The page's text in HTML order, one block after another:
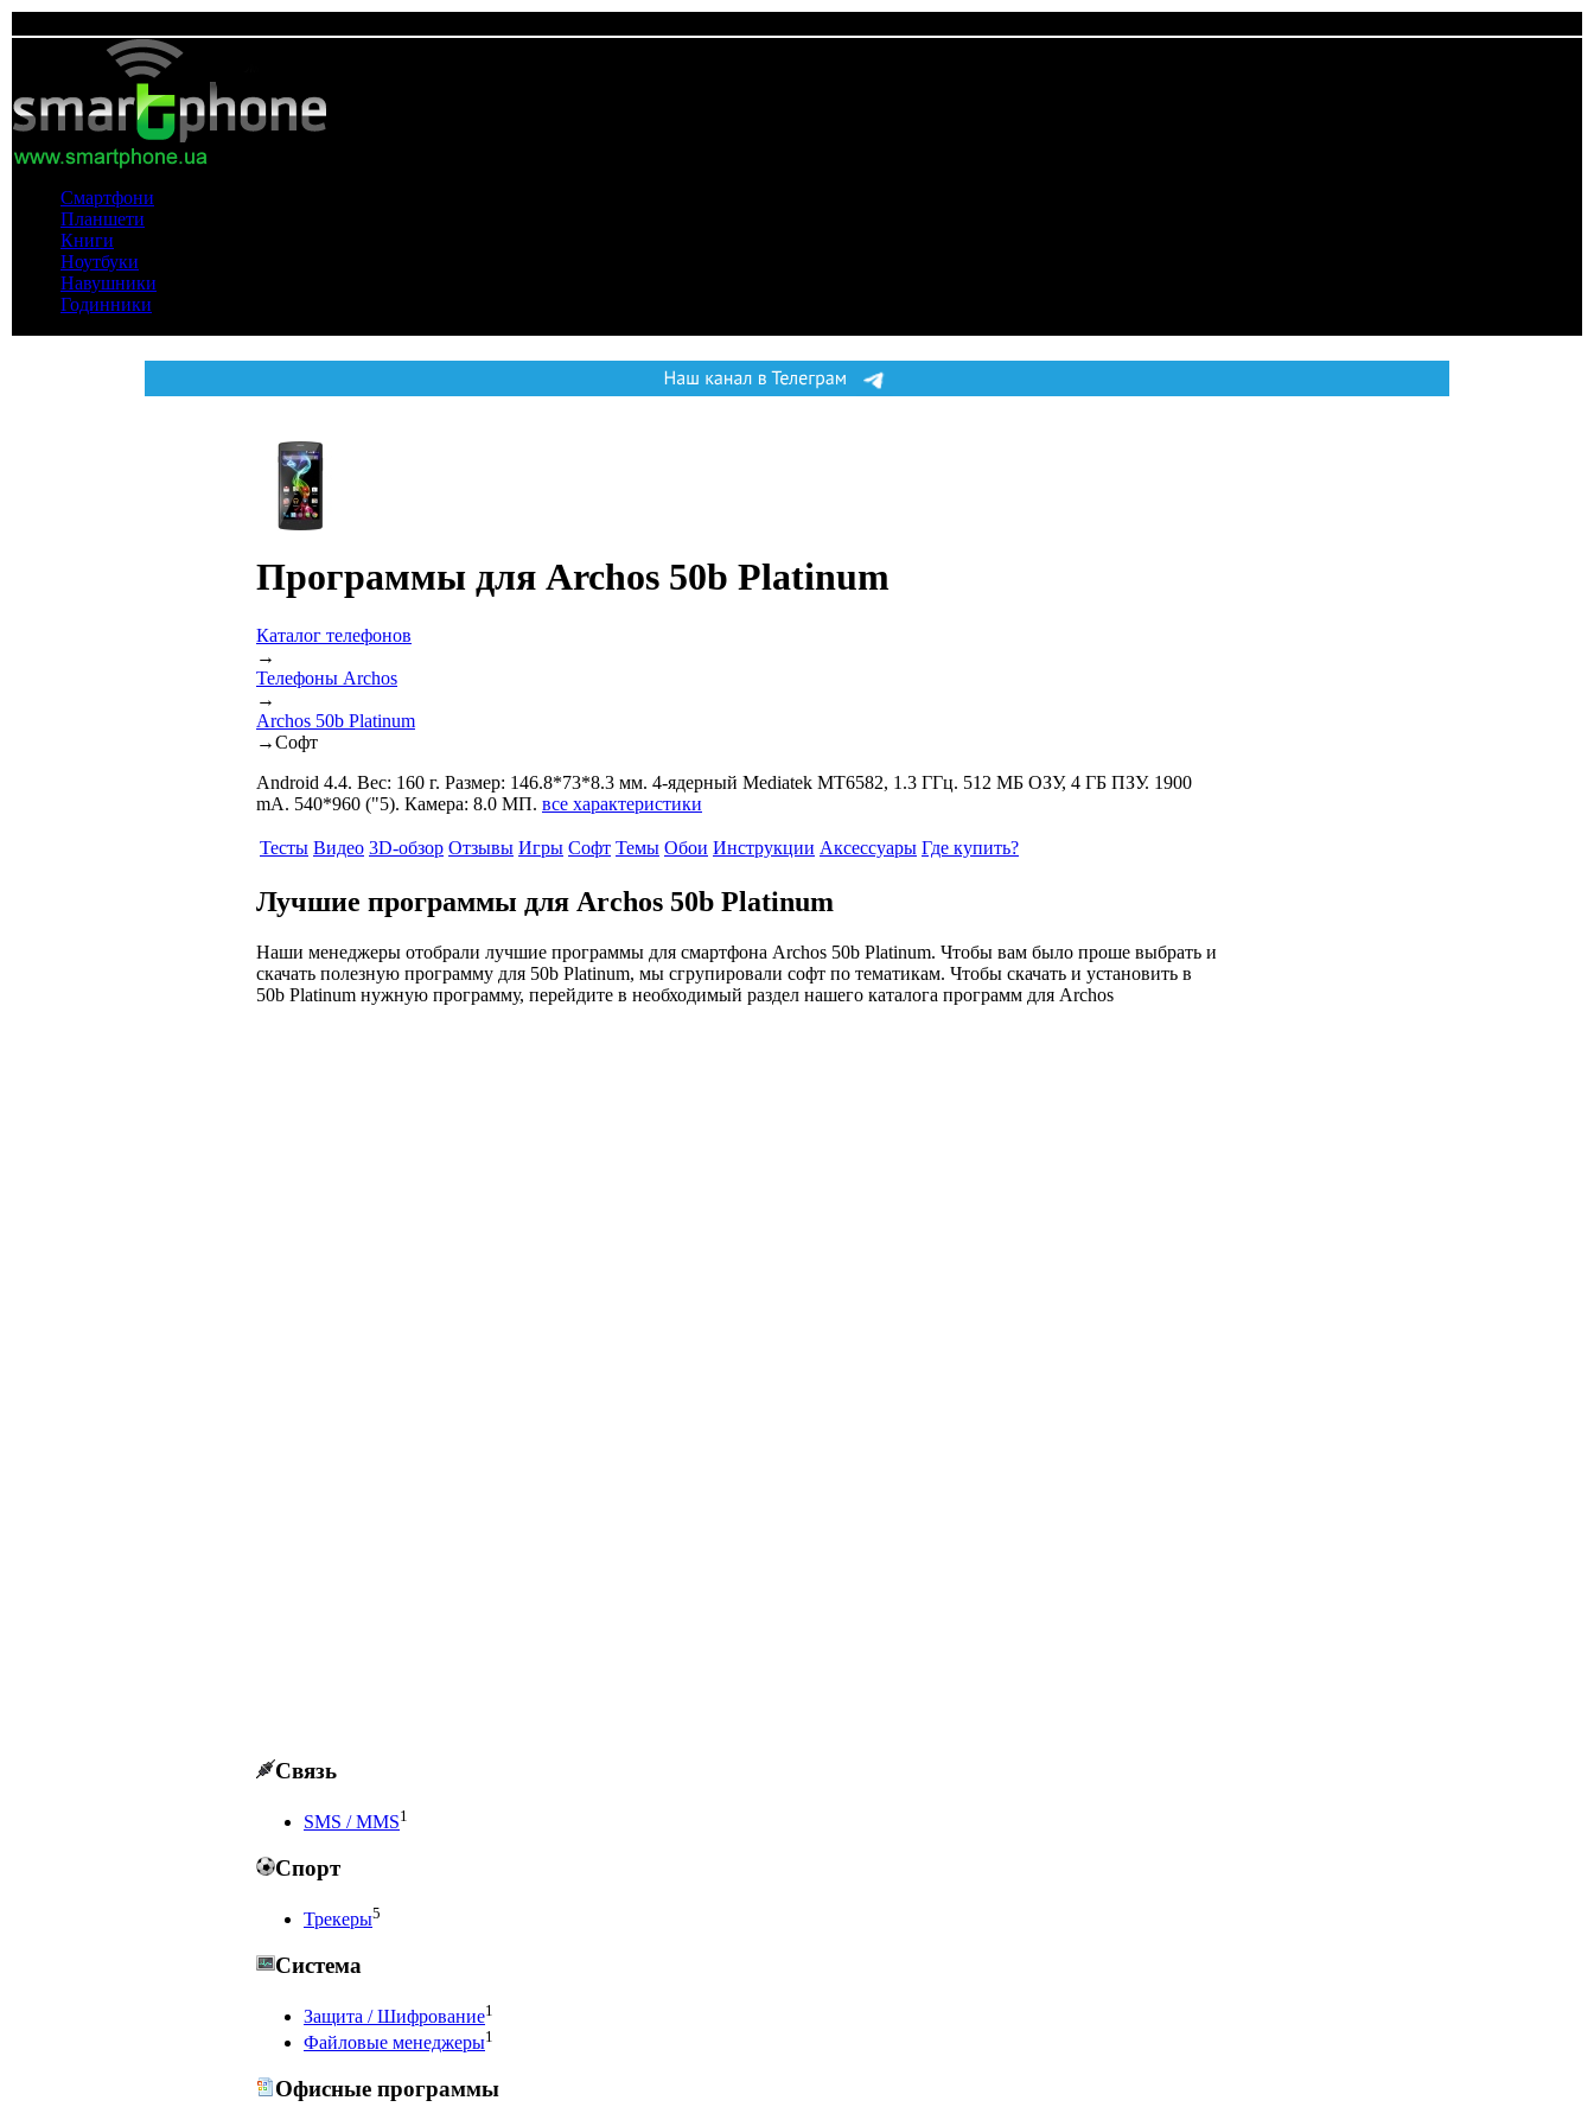
Смартфони
Планшети
Книги
Ноутбуки
Навушники
Годинники
Программы для Archos 50b Platinum
Каталог телефонов
→
Телефоны Archos
→
Archos 50b Platinum
→Софт
Android 4.4. Вес: 160 г. Размер: 146.8*73*8.3 мм. 4-ядерный Mediatek MT6582, 1.3 ГГц. 512 MБ ОЗУ, 4 ГБ ПЗУ. 1900
mA. 540*960 ("5). Камера: 8.0 МП. все характеристики
Тесты Видео 3D-обзор Отзывы Игры Софт Темы Обои Инструкции Аксессуары Где купить?
Лучшие программы для Archos 50b Platinum
Наши менеджеры отобрали лучшие программы для смартфона Archos 50b Platinum. Чтобы вам было проше выбрать и
скачать полезную программу для 50b Platinum, мы сгрупировали софт по тематикам. Чтобы скачать и установить в
50b Platinum нужную программу, перейдите в необходимый раздел нашего каталога программ для Archos
Связь
SMS / MMS1
Спорт
Трекеры5
Система
Защита / Шифрование1
Файловые менеджеры1
Офисные программы